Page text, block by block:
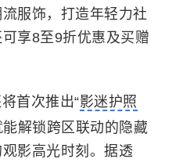
服饰，打造年轻力社
享8至9折优惠及买赠
首次推出“影迷护照
能解锁跨区联动的隐藏
影高光时刻。据透